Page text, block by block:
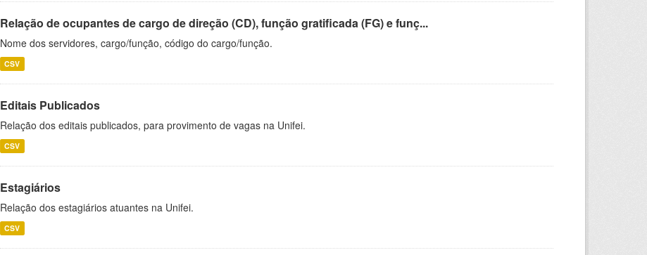
Relação de ocupantes de cargo de direção (CD), função gratificada (FG) e funç...
Nome dos servidores, cargo/função, código do cargo/função.
CSV
Editais Publicados
Relação dos editais publicados, para provimento de vagas na Unifei.
CSV
Estagiários
Relação dos estagiários atuantes na Unifei.
CSV